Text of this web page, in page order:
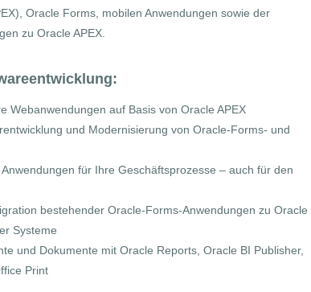
Oracle Forms, mobilen Anwendungen sowie der
zu Oracle APEX.
Webanwendungen auf Basis von Oracle APEX
wicklung und Modernisierung von Oracle-Forms- und
für Ihre Geschäftsprozesse – auch für den
bestehender Oracle-Forms-Anwendungen zu Oracle
Systeme
und Dokumente mit Oracle Reports, Oracle BI Publisher,
Print